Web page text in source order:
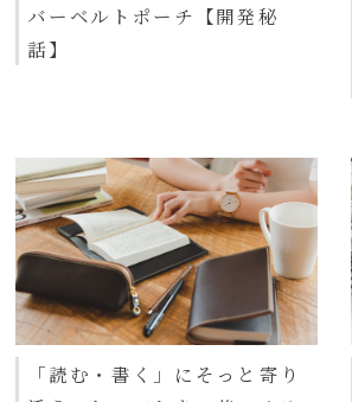
バーベルトポーチ【開発秘
話】
「読む・書く」にそっと寄り